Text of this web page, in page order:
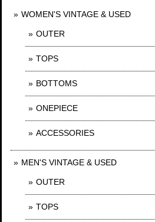
WOMEN'S VINTAGE & USED
OUTER
TOPS
BOTTOMS
ONEPIECE
ACCESSORIES
MEN'S VINTAGE & USED
OUTER
TOPS